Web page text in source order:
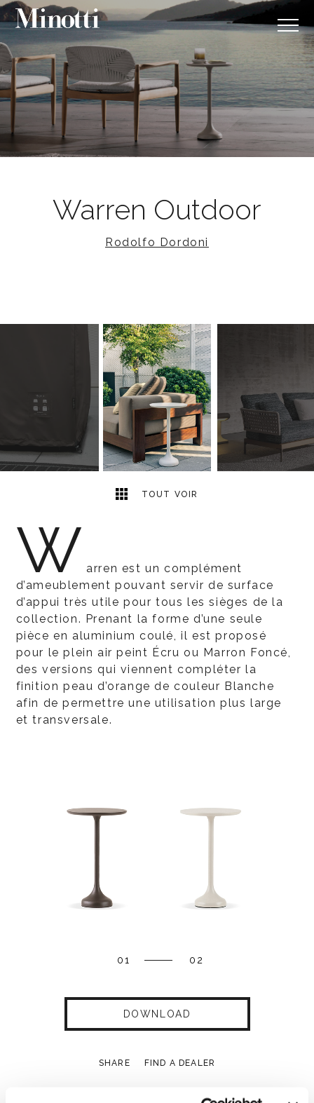
Warren Outdoor
Rodolfo Dordoni
TOUT VOIR
2
W arren est un complément
d’ameublement pouvant servir de surface
d’appui très utile pour tous les sièges de la
collection. Prenant la forme d’une seule
pièce en aluminium coulé, il est proposé
pour le plein air peint Écru ou Marron Foncé,
des versions qui viennent compléter la
finition peau d’orange de couleur Blanche
afin de permettre une utilisation plus large
et transversale.
01 02
DOWNLOAD
SHARE FIND A DEALER